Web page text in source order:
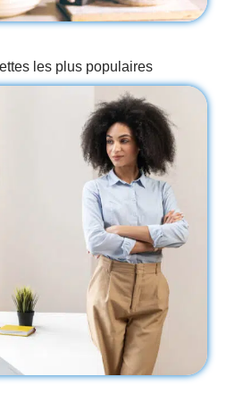
les plus populaires